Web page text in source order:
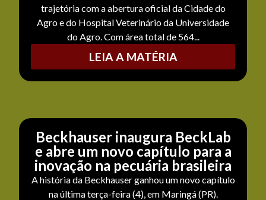
trajetória com a abertura oficial da Cidade do
Agro e do Hospital Veterinário da Universidade
do Agro. Com área total de 564...
LEIA A MATÉRIA
Beckhauser inaugura BeckLab
e abre um novo capítulo para a
inovação na pecuária brasileira
A história da Beckhauser ganhou um novo capítulo
na última terça-feira (4), em Maringá (PR).